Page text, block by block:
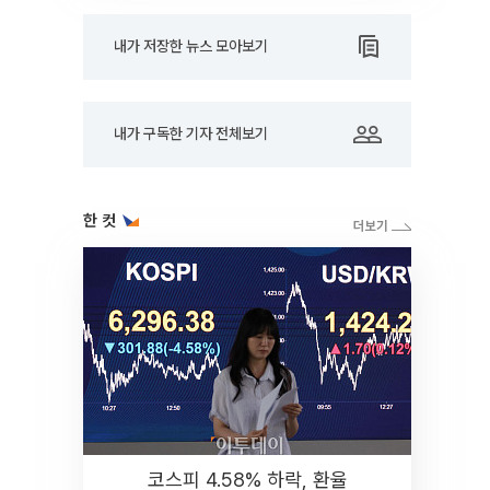
내가 저장한 뉴스 모아보기
내가 구독한 기자 전체보기
한 컷
코스피 4.58% 하락, 환율